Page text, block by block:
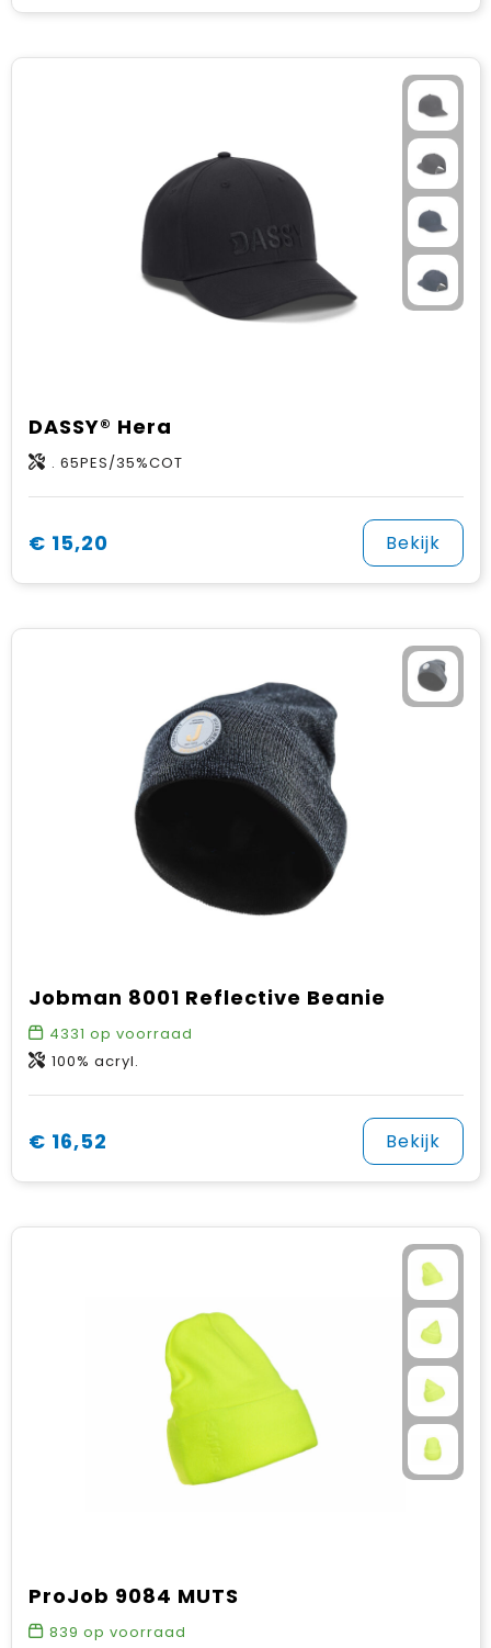
DASSY® Hera
. 65PES/35%COT
€ 15,20 Bekijk
Jobman 8001 Reflective Beanie
4331 op voorraad
100% acryl.
€ 16,52 Bekijk
ProJob 9084 MUTS
839 op voorraad